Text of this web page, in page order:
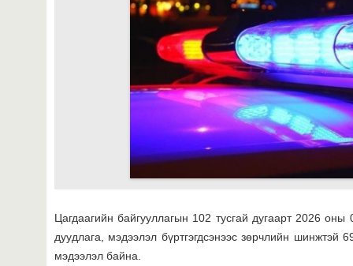
Цагдаагийн байгууллагын 102 тусгай дугаарт 2026
дуудлага, мэдээлэл бүртгэгдсэнээс зөрчлийн шинжтэй
мэдээлэл байна.